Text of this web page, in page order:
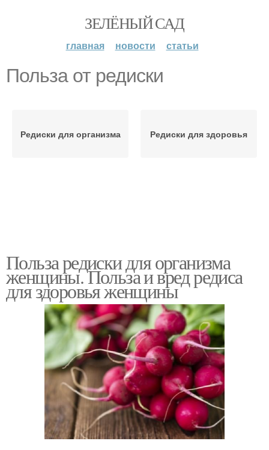
ЗЕЛЁНЫЙ САД
главная новости статьи
Польза от редиски
Редиски для организма Редиски для здоровья
Польза редиски для организма
женщины. Польза и вред редиса
для здоровья женщины